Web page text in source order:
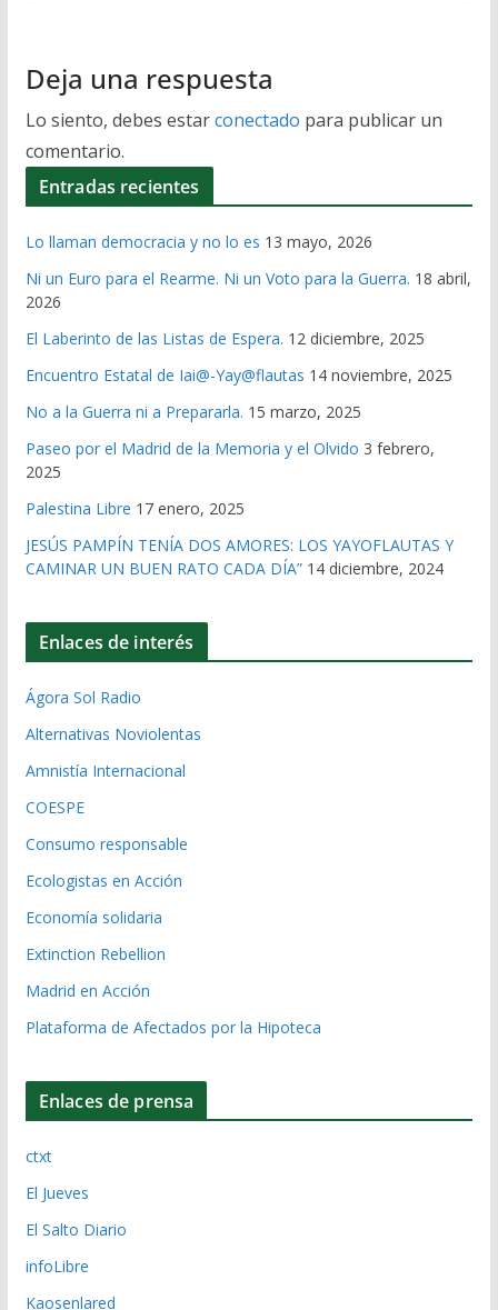
Deja una respuesta
Lo siento, debes estarconectado para publicar un
comentario.
Entradas recientes
Lo llaman democracia y no lo es 13 mayo, 2026
Ni un Euro para el Rearme. Ni un Voto para la Guerra. 18 abril,
2026
El Laberinto de las Listas de Espera. 12 diciembre, 2025
Encuentro Estatal de Iai@-Yay@flautas 14 noviembre, 2025
No a la Guerra ni a Prepararla. 15 marzo, 2025
Paseo por el Madrid de la Memoria y el Olvido 3 febrero,
2025
Palestina Libre 17 enero, 2025
JESÚS PAMPÍN TENÍA DOS AMORES: LOS YAYOFLAUTAS Y
CAMINAR UN BUEN RATO CADA DÍA” 14 diciembre, 2024
Enlaces de interés
Ágora Sol Radio
Alternativas Noviolentas
Amnistía Internacional
COESPE
Consumo responsable
Ecologistas en Acción
Economía solidaria
Extinction Rebellion
Madrid en Acción
Plataforma de Afectados por la Hipoteca
Enlaces de prensa
ctxt
El Jueves
El Salto Diario
infoLibre
Kaosenlared